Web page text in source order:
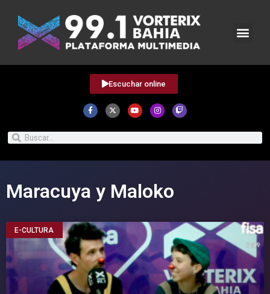
Escuchar online
Maracuya y Maloko
E-CULTURA